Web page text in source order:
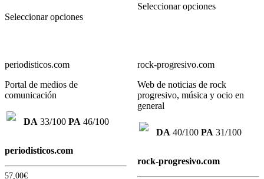
Seleccionar opciones
Seleccionar opciones
periodisticos.com
Portal de medios de
comunicación
DA 33/100 PA 46/100
periodisticos.com
57,00€
rock-progresivo.com
Web de noticias de rock
progresivo, música y ocio en
general
DA 40/100 PA 31/100
rock-progresivo.com